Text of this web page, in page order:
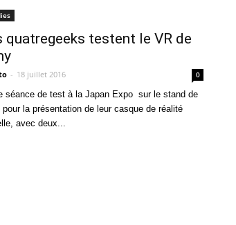
quatregeeks testent le VR de
- 18 juillet 2016 0
séance de test à la Japan Expo sur le stand de
pour la présentation de leur casque de réalité
avec deux...